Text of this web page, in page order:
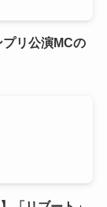
プリ公演MCの